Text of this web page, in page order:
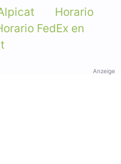
Horario
FedEx en
Anzeige